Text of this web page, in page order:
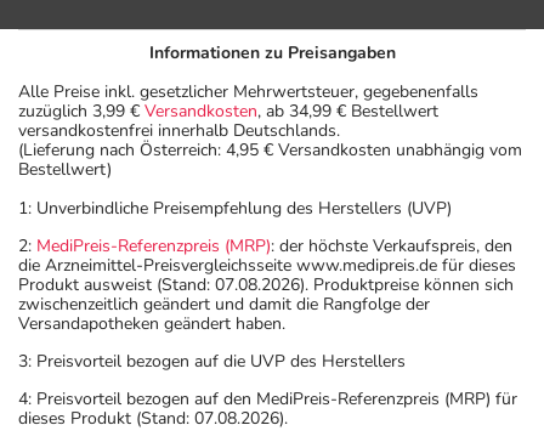
Aufbewahrung
Aufbewahrung
Lagerung vor Anbruch
- vor Hitze geschützt
- vor Feuchtigkeit geschützt (z.B. im fest verschlossenen
Behältnis)
- im Dunkeln (z.B. im Umkarton)
aufbewahrt werden.
Aufbewahrung nach Anbruch oder Zubereitung
Das Arzneimittel muss nach Anbruch/Zubereitung
innerhalb der nächsten Stunde verbraucht werden!
Informationen zu Preisangaben
Alle Preise inkl. gesetzlicher Mehrwertsteuer, gegebenenfalls
zuzüglich 3,99 € Versandkosten, ab 34,99 € Bestellwert
versandkostenfrei innerhalb Deutschlands.
(Lieferung nach Österreich: 4,95 € Versandkosten unabhängig vom
Bestellwert)
1: Unverbindliche Preisempfehlung des Herstellers (UVP)
2: MediPreis-Referenzpreis (MRP): der höchste Verkaufspreis, den
die Arzneimittel-Preisvergleichsseite www.medipreis.de für dieses
Produkt ausweist (Stand: 07.08.2026). Produktpreise können sich
zwischenzeitlich geändert und damit die Rangfolge der
Versandapotheken geändert haben.
3: Preisvorteil bezogen auf die UVP des Herstellers
4: Preisvorteil bezogen auf den MediPreis-Referenzpreis (MRP) für
dieses Produkt (Stand: 07.08.2026).